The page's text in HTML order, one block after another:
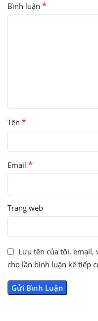
Bình luận *
Tên *
Email *
Trang web
Lưu tên của tôi,
cho lần bình luận kế tiếp